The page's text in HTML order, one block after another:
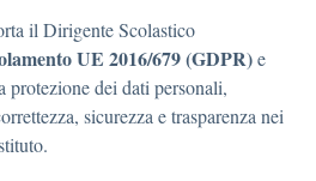
il Dirigente Scolastico
UE 2016/679 (GDPR)e
protezione dei dati personali,
sicurezza e trasparenza nei